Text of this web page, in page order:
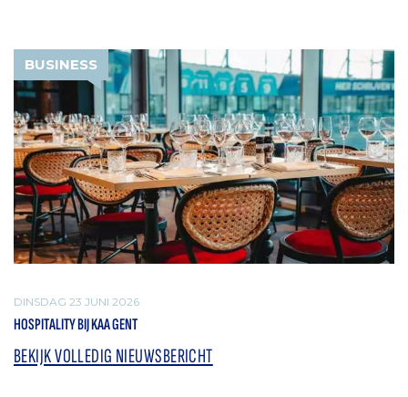
BUSINESS
DINSDAG 23 JUNI 2026
HOSPITALITY BIJ KAA GENT
BEKIJK VOLLEDIG NIEUWSBERICHT